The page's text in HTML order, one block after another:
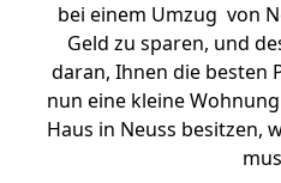
bei einem Umzug von
Geld zu sparen, und
daran, Ihnen die besten
nun eine kleine
Haus in Neuss besitzen,